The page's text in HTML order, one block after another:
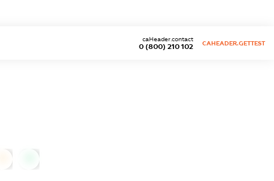
0 (800) 210 102
caHeader.contact
CAHEADER.GETTEST